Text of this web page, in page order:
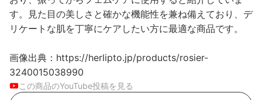
す。見た目の美しさと確かな機能性を兼ね備えており、デ
リケートな肌を丁寧にケアしたい方に最適な商品です。
画像出典：https://herlipto.jp/products/rosier-
3240015038990
この商品のYouTube投稿を見る